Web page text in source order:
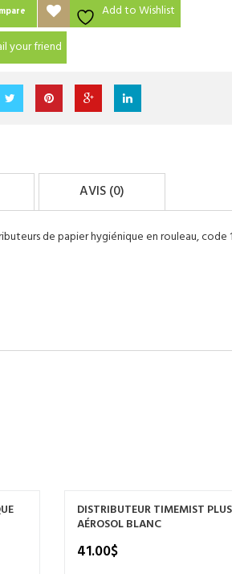
Add to Wishlist
your friend
AVIS (0)
de papier hygiénique en rouleau, code
DISTRIBUTEUR TIMEMIST PLUS
AÉROSOL BLANC
41.00$